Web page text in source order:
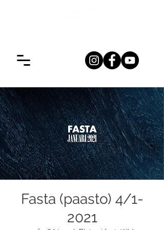
Fasta (paasto) 4/1-
2021